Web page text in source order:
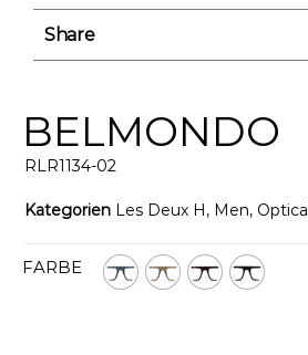
Share
BELMONDO
RLR1134-02
Kategorien Les Deux H , Men, Optical
FARBE